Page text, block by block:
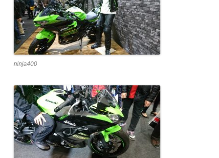
ninja400